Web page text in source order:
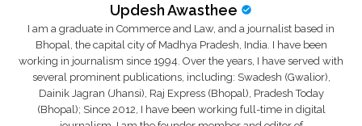
Updesh Awasthee
I am a graduate in Commerce and Law, and a journalist based in
Bhopal, the capital city of Madhya Pradesh, India. I have been
working in journalism since 1994. Over the years, I have served with
several prominent publications, including: Swadesh (Gwalior),
Dainik Jagran (Jhansi), Raj Express (Bhopal), Pradesh Today
(Bhopal); Since 2012, I have been working full-time in digital